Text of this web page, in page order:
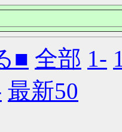
■ 全部 1-
最新50